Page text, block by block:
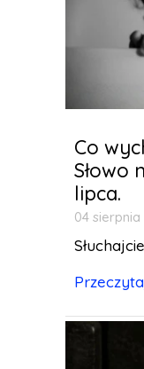
Co
Słowo
lipca.
04 sierpnia